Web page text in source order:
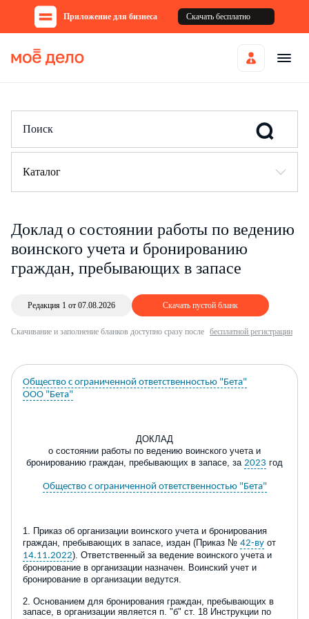
Приложение для бизнеса Скачать бесплатно
Каталог
Доклад о состоянии работы по ведению
воинского учета и бронированию
граждан, пребывающих в запасе
Редакция 1 от 07.08.2026 Скачать пустой бланк
Скачивание и заполнение бланков доступно сразу после бесплатной регистрации
Общество с ограниченной ответственностью "Бета"
ООО "Бета"
ДОКЛАД
о состоянии работы по ведению воинского учета и
бронированию граждан, пребывающих в запасе, за 2023 год
Общество с ограниченной ответственностью "Бета"
1. Приказ об организации воинского учета и бронирования
граждан, пребывающих в запасе, издан (Приказ № 42-ву от
14.11.2022). Ответственный за ведение воинского учета и
бронирование в организации назначен. Воинский учет и
бронирование в организации ведутся.
2. Основанием для бронирования граждан, пребывающих в
запасе, в организации является п. "б" ст. 18 Инструкции по